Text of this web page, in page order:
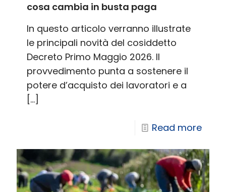
cosa cambia in busta paga
In questo articolo verranno illustrate
le principali novità del cosiddetto
Decreto Primo Maggio 2026. Il
provvedimento punta a sostenere il
potere d’acquisto dei lavoratori e a
[…]
Read more